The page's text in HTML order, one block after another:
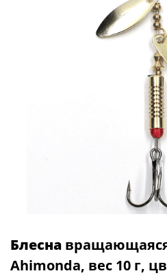
Блесна
Ahimonda, вес 10 г,